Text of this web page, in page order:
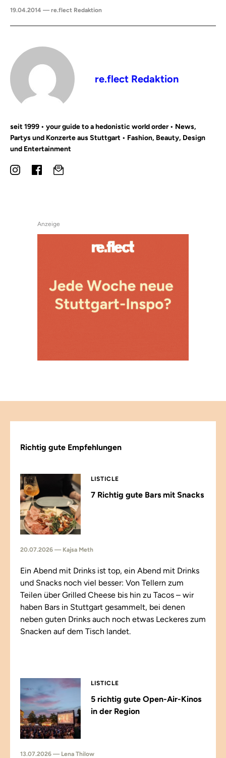
19.04.2014 — re.flect Redaktion
re.flect Redaktion
seit 1999 • your guide to a hedonistic world order • News,
Partys und Konzerte aus Stuttgart • Fashion, Beauty, Design
und Entertainment
Anzeige
Richtig gute Empfehlungen
LISTICLE
7 Richtig gute Bars mit Snacks
20.07.2026 — Kajsa Meth
Ein Abend mit Drinks ist top, ein Abend mit Drinks
und Snacks noch viel besser: Von Tellern zum
Teilen über Grilled Cheese bis hin zu Tacos – wir
haben Bars in Stuttgart gesammelt, bei denen
neben guten Drinks auch noch etwas Leckeres zum
Snacken auf dem Tisch landet.
LISTICLE
5 richtig gute Open-Air-Kinos
in der Region
13.07.2026 — Lena Thilow